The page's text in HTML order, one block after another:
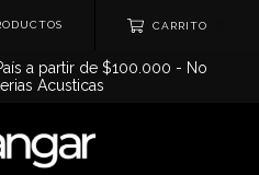
CARRITO
a partir de $100.000 - No
Acusticas